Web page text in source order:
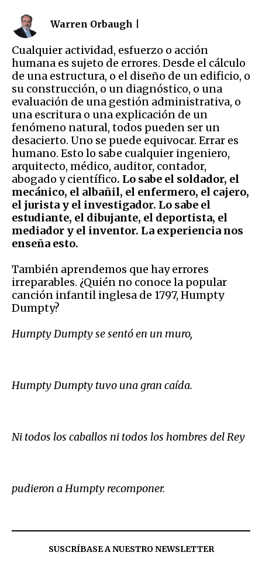
Warren Orbaugh |
Cualquier actividad, esfuerzo o acción
humana es sujeto de errores. Desde el cálculo
de una estructura, o el diseño de un edificio, o
su construcción, o un diagnóstico, o una
evaluación de una gestión administrativa, o
una escritura o una explicación de un
fenómeno natural, todos pueden ser un
desacierto. Uno se puede equivocar. Errar es
humano. Esto lo sabe cualquier ingeniero,
arquitecto, médico, auditor, contador,
abogado y científico. Lo sabe el soldador, el
mecánico, el albañil, el enfermero, el cajero,
el jurista y el investigador. Lo sabe el
estudiante, el dibujante, el deportista, el
mediador y el inventor. La experiencia nos
enseña esto.
También aprendemos que hay errores
irreparables. ¿Quién no conoce la popular
canción infantil inglesa de 1797, Humpty
Dumpty?
Humpty Dumpty se sentó en un muro,
Humpty Dumpty tuvo una gran caída.
Ni todos los caballos ni todos los hombres del Rey
pudieron a Humpty recomponer.
SUSCRÍBASE A NUESTRO NEWSLETTER